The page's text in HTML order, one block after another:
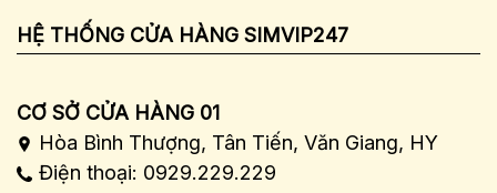
HỆ THỐNG CỬA HÀNG SIMVIP247
CƠ SỞ CỬA HÀNG 01
Hòa Bình Thượng, Tân Tiến, Văn Giang, HY
Điện thoại: 0929.229.229